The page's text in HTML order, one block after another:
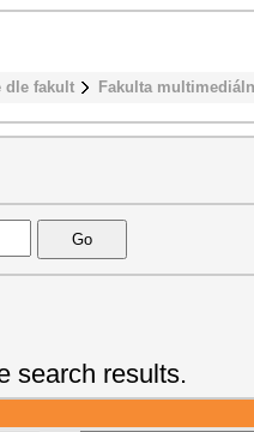
dle fakult Fakulta
search results.